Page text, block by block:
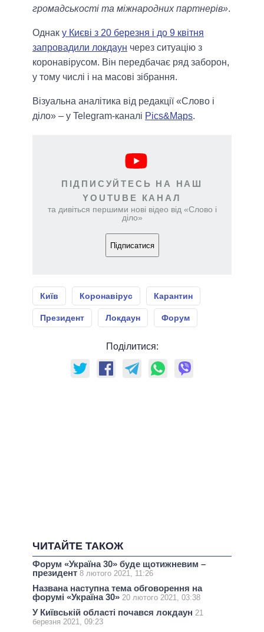
громадськості та міжнародних партнерів».
Однак у Києві з 20 березня і до 9 квітня
запровадили локдаун через ситуацію з
коронавірусом. Він передбачає ряд заборон,
у тому числі і на масові зібрання.
Візуальна аналітика від редакції «Слово і
діло» – у Telegram-каналі Pics&Maps.
ПІДПИСУЙТЕСЬ НА НАШ
YOUTUBE КАНАЛ
та дивіться першими нові відео від «Слово і
діло»
Підписатися
Київ Коронавірус Карантин
Президент Локдаун Форум
Поділитися:
ЧИТАЙТЕ ТАКОЖ
Форум «Україна 30» буде щотижневим –
президент 8 лютого 2021, 11:26
Названа наступна тема обговорення на
форумі «Україна 30» 20 лютого 2021, 03:38
У Київській області почався локдаун 21
березня 2021, 09:23